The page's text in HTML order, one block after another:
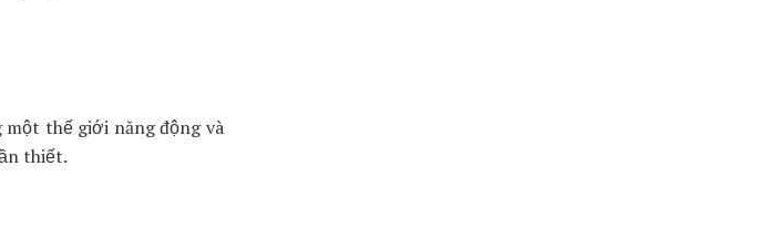
một thế giới năng động và
thiết.